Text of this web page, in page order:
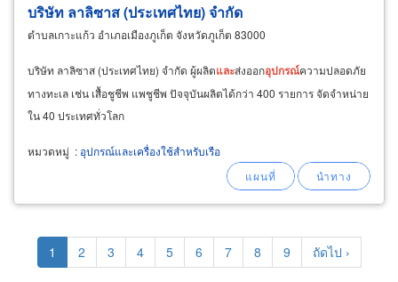
บริษัท ลาลิซาส (ประเทศไทย) จำกัด
ตำบลเกาะแก้ว อำเภอเมืองภูเก็ต จังหวัดภูเก็ต 83000
บริษัท ลาลิซาส (ประเทศไทย) จำกัด ผู้ผลิตและส่งออกอุปกรณ์ความปลอดภัย
ทางทะเล เช่น เสื้อชูชีพ แพชูชีพ ปัจจุบันผลิตได้กว่า 400 รายการ จัดจำหน่าย
ใน 40 ประเทศทั่วโลก
หมวดหมู่ : อุปกรณ์และเครื่องใช้สำหรับเรือ
Pagination
Current
page
1 Page
2 Page
3 Page
4 Page
5 Page
6 Page
7 Page
8 Page
9
Next
page
ถัดไป ›